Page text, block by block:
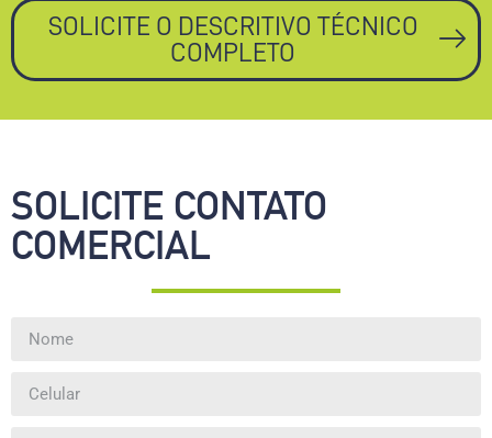
SOLICITE O DESCRITIVO TÉCNICO
COMPLETO
SOLICITE CONTATO
COMERCIAL